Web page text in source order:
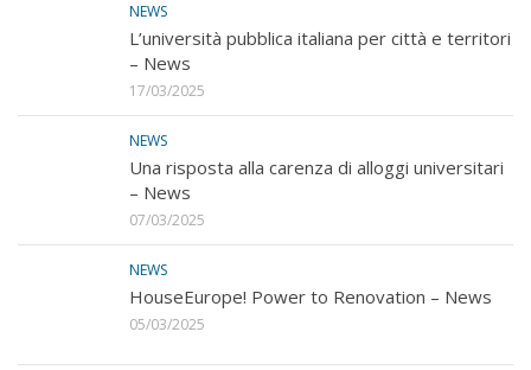
NEWS
L’università pubblica italiana per città e territori
– News
17/03/2025
NEWS
Una risposta alla carenza di alloggi universitari
– News
07/03/2025
NEWS
HouseEurope! Power to Renovation – News
05/03/2025